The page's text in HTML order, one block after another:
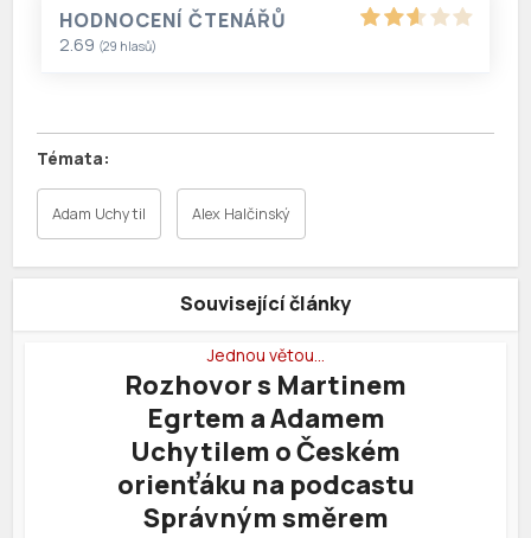
HODNOCENÍ ČTENÁŘŮ
2.69 (29 hlasů)
Adam Uchytil Alex Halčinský
Související články
Jednou větou…
Rozhovor s Martinem
Egrtem a Adamem
Uchytilem o Českém
orienťáku na podcastu
Správným směrem